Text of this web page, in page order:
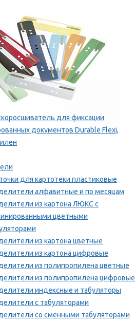
для фиксации
документов Durable Flexi,
для картотеки пластиковые
алфавитные и по месяцам
из картона ЛЮКС с
цветными
из картона цветные
из картона цифровые
из полипропилена цветные
из полипропилена цифровые
индексные и табуляторы
с табуляторами
со сменными табуляторами